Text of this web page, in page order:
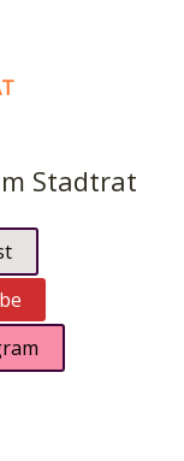
Stadtrat